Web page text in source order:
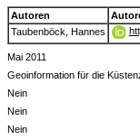
Autoren
Taubenböck, Hannes
Mai 2011
Geoinformation für die
Nein
Nein
Nein